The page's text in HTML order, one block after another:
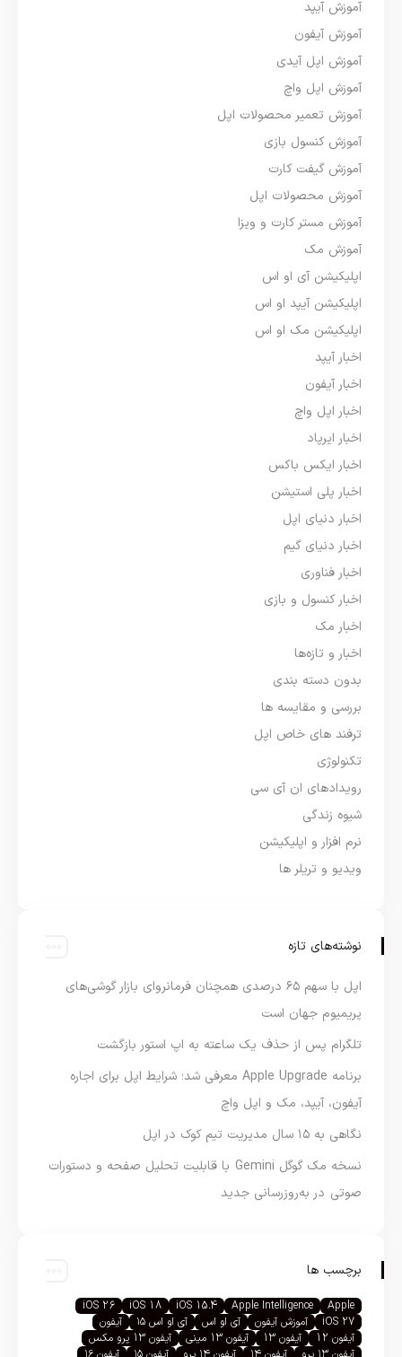
آموزش آیپد
آموزش آیفون
آموزش اپل آیدی
آموزش اپل واچ
آموزش تعمیر محصولات اپل
آموزش کنسول بازی
آموزش گیفت کارت
آموزش محصولات اپل
آموزش مستر کارت و ویزا
آموزش مک
اپلیکیشن آی او اس
اپلیکیشن آیپد او اس
اپلیکیشن مک او اس
اخبار آیپد
اخبار آیفون
اخبار اپل واچ
اخبار ایرپاد
اخبار ایکس باکس
اخبار پلی استیشن
اخبار دنیای اپل
اخبار دنیای گیم
اخبار فناوری
اخبار کنسول و بازی
اخبار مک
اخبار و تازه‌ها
بدون دسته بندی
بررسی و مقایسه ها
ترفند های خاص اپل
تکنولوژی
رویدادهای ان آی سی
شیوه زندگی
نرم افزار و اپلیکیشن
ویدیو و تریلر ها
نوشته‌های تازه
اپل با سهم ۶۵ درصدی همچنان فرمانروای بازار گوشی‌های
پریمیوم جهان است
تلگرام پس از حذف یک ساعته به اپ استور بازگشت
برنامه Apple Upgrade معرفی شد؛ شرایط اپل برای اجاره
آیفون، آیپد، مک و اپل واچ
نگاهی به ۱۵ سال مدیریت تیم کوک در اپل
نسخه مک گوگل Gemini با قابلیت تحلیل صفحه و دستورات
صوتی در به‌روزرسانی جدید
برچسب ها
Apple
Apple Intelligence
iOS 15.4
iOS 18
iOS 26
iOS 27
آموزش آیفون آی او اس آی او اس ۱۵
آیفون
آیفون 12
آیفون 13 آیفون 13 مینی
آیفون 13 پرو مکس